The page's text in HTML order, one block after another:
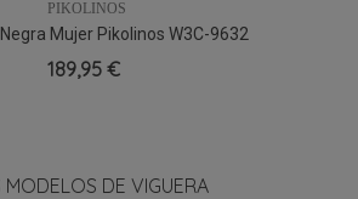
PIKOLINOS
Mujer Pikolinos W3C-9632
Puertollano
189,95 €
MODELOS DE VIGUERA